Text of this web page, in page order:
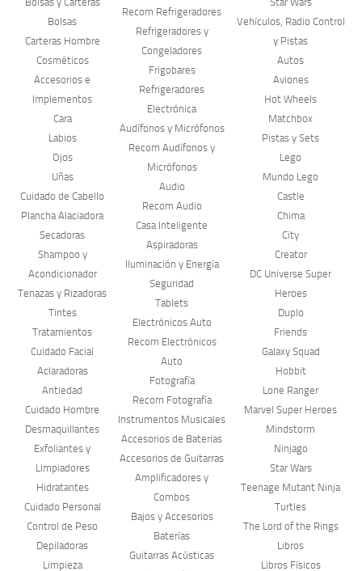
Bolsas
Carteras Hombre
Cosméticos
Accesorios e
Implementos
Cara
Labios
Ojos
Uñas
Cuidado de Cabello
Plancha Alaciadora
Secadoras
Shampoo y
Acondicionador
Tenazas y Rizadoras
Tintes
Tratamientos
Cuidado Facial
Aclaradoras
Antiedad
Cuidado Hombre
Desmaquillantes
Exfoliantes y
Limpiadores
Hidratantes
Cuidado Personal
Control de Peso
Depiladoras
Limpieza
Recom Refrigeradores
Refrigeradores y
Congeladores
Frigobares
Refrigeradores
Electrónica
Audífonos y Micrófonos
Recom Audífonos y
Micrófonos
Audio
Recom Audio
Casa Inteligente
Aspiradoras
Iluminación y Energía
Seguridad
Tablets
Electrónicos Auto
Recom Electrónicos
Auto
Fotografía
Recom Fotografía
Instrumentos Musicales
Accesorios de Baterias
Accesorios de Guitarras
Amplificadores y
Combos
Bajos y Accesorios
Baterías
Guitarras Acústicas
Vehículos, Radio Control
y Pistas
Autos
Aviones
Hot Wheels
Matchbox
Pistas y Sets
Lego
Mundo Lego
Castle
Chima
City
Creator
DC Universe Super
Heroes
Duplo
Friends
Galaxy Squad
Hobbit
Lone Ranger
Marvel Super Heroes
Mindstorm
Ninjago
Star Wars
Teenage Mutant Ninja
Turtles
The Lord of the Rings
Libros
Libros Físicos